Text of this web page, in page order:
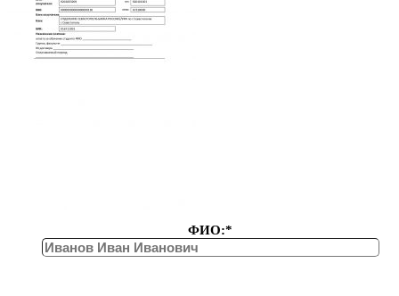
ФИО:*